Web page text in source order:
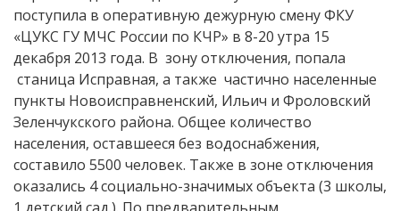
поступила в оперативную дежурную смену ФКУ
«ЦУКС ГУ МЧС России по КЧР» в 8-20 утра 15
декабря 2013 года. В зону отключения, попала
станица Исправная, а также частично населенные
пункты Новоисправненский, Ильич и Фроловский
Зеленчукского района. Общее количество
населения, оставшееся без водоснабжения,
составило 5500 человек. Также в зоне отключения
оказались 4 социально-значимых объекта (3 школы,